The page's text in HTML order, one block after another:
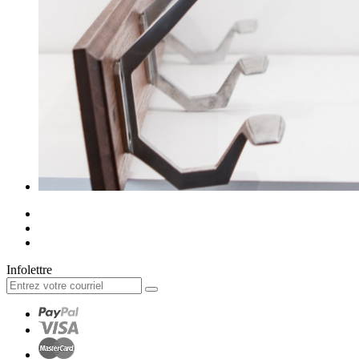
Infolettre